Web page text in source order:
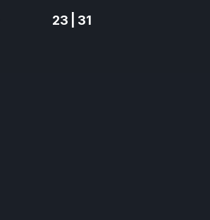
23 | 31